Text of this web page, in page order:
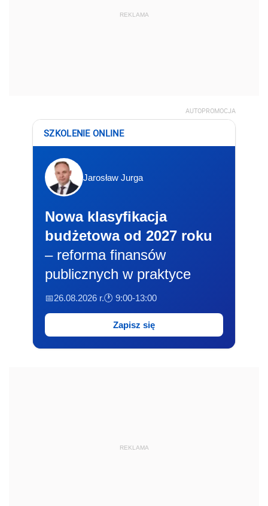
REKLAMA
AUTOPROMOCJA
SZKOLENIE ONLINE
Jarosław Jurga
Nowa klasyfikacja
budżetowa od 2027 roku
– reforma finansów
publicznych w praktyce
📅26.08.2026 r.🕐 9:00-13:00
Zapisz się
REKLAMA